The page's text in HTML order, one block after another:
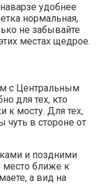
удобнее
нормальная,
не забывайте
местах щедрое.
с Центральным
для тех, кто
к мосту. Для тех,
чуть в стороне от
и поздними
ближе к
а вид на